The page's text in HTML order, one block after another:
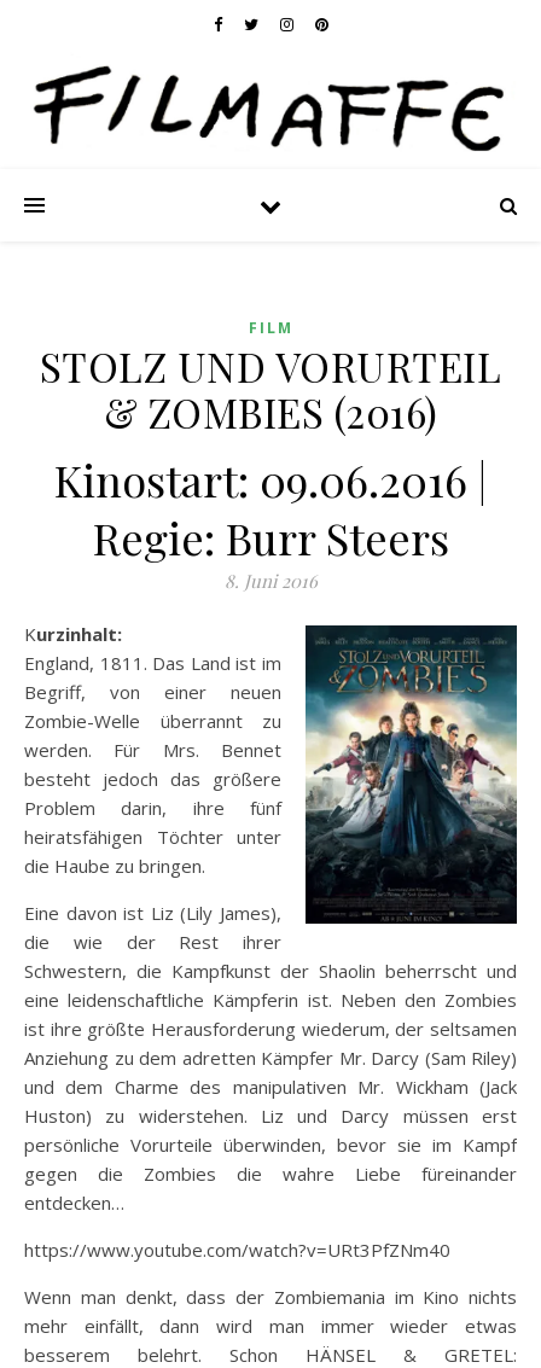
FILM
STOLZ UND VORURTEIL
& ZOMBIES (2016)
Kinostart: 09.06.2016 |
Regie: Burr Steers
8. Juni 2016
Kurzinhalt:
England, 1811. Das Land ist im
Begriff, von einer neuen
Zombie-Welle überrannt zu
werden. Für Mrs. Bennet
besteht jedoch das größere
Problem darin, ihre fünf
heiratsfähigen Töchter unter
die Haube zu bringen.
Eine davon ist Liz (Lily James),
die wie der Rest ihrer
Schwestern, die Kampfkunst der Shaolin beherrscht und
eine leidenschaftliche Kämpferin ist. Neben den Zombies
ist ihre größte Herausforderung wiederum, der seltsamen
Anziehung zu dem adretten Kämpfer Mr. Darcy (Sam Riley)
und dem Charme des manipulativen Mr. Wickham (Jack
Huston) zu widerstehen. Liz und Darcy müssen erst
persönliche Vorurteile überwinden, bevor sie im Kampf
gegen die Zombies die wahre Liebe füreinander
entdecken…
https://www.youtube.com/watch?v=URt3PfZNm40
Wenn man denkt, dass der Zombiemania im Kino nichts
mehr einfällt, dann wird man immer wieder etwas
besserem belehrt. Schon HÄNSEL & GRETEL: